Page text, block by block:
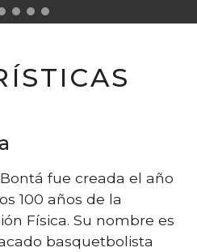
fue creada el año
100 años de la
Física. Su nombre es
basquetbolista